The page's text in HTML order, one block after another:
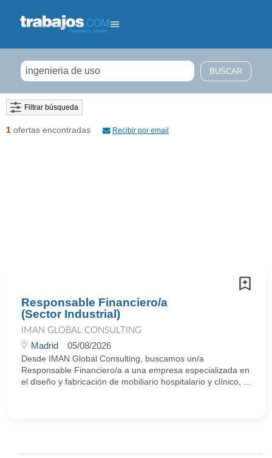
Filtrar búsqueda
1 ofertas encontradas Recibir por email
Responsable Financiero/a
(Sector Industrial)
IMAN GLOBAL CONSULTING
Madrid 05/08/2026
Desde IMAN Global Consulting, buscamos un/a
Responsable Financiero/a a una empresa especializada en
el diseño y fabricación de mobiliario hospitalario y clínico, ...